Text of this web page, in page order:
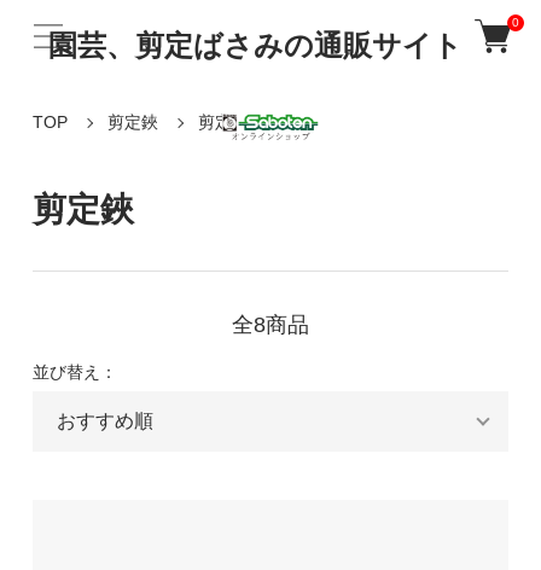
園芸、剪定ばさみの通販サイト
0
TOP 剪定鋏 剪定鋏
剪定鋏
全8商品
並び替え：